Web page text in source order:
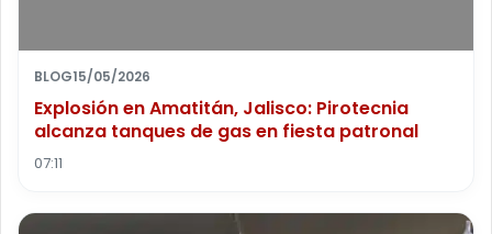
BLOG15/05/2026
Explosión en Amatitán, Jalisco: Pirotecnia
alcanza tanques de gas en fiesta patronal
07:11